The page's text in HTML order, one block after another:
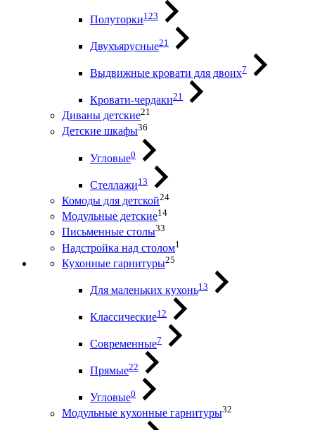
Полуторки123
Двухъярусные21
Выдвижные кровати для двоих7
Кровати-чердаки21
Диваны детские21
Детские шкафы36
Угловые0
Стеллажи13
Комоды для детской24
Модульные детские14
Письменные столы33
Надстройка над столом1
Кухонные гарнитуры25
Для маленьких кухонь13
Классические12
Современные7
Прямые22
Угловые0
Модульные кухонные гарнитуры32